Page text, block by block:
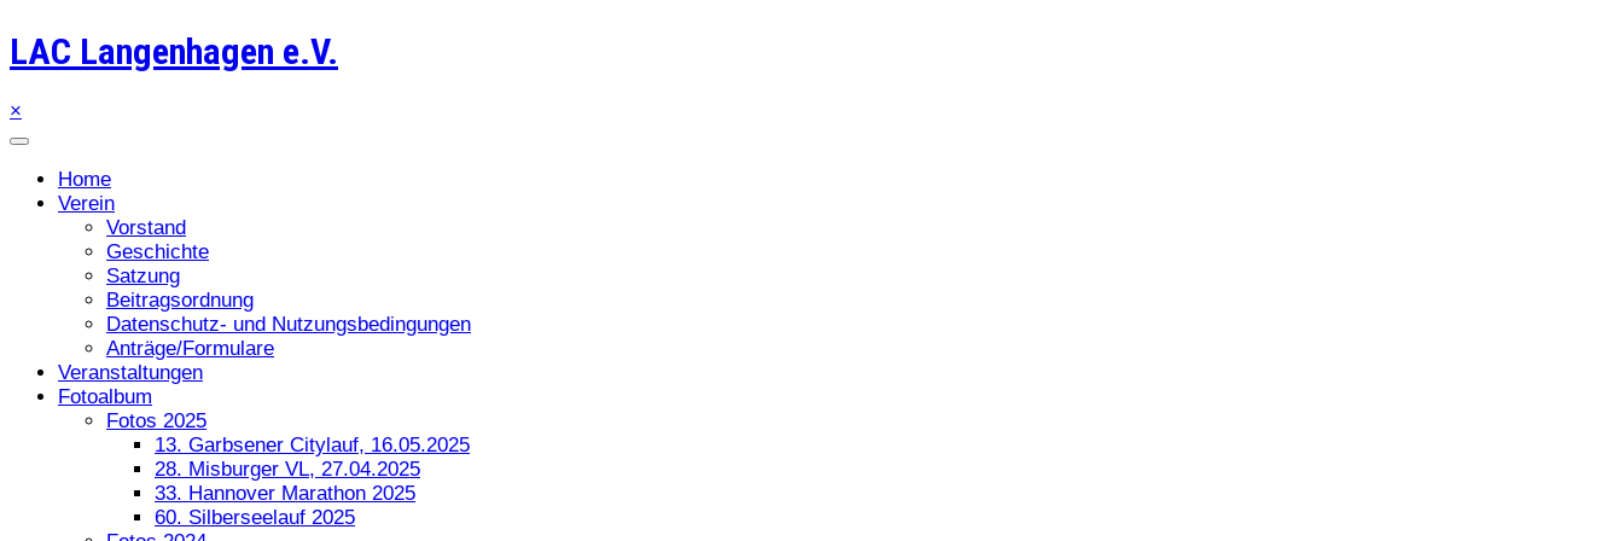
LAC Langenhagen e.V.
×
Home
Verein
Vorstand
Geschichte
Satzung
Beitragsordnung
Datenschutz- und Nutzungsbedingungen
Anträge/Formulare
Veranstaltungen
Fotoalbum
Fotos 2025
13. Garbsener Citylauf, 16.05.2025
28. Misburger VL, 27.04.2025
33. Hannover Marathon 2025
60. Silberseelauf 2025